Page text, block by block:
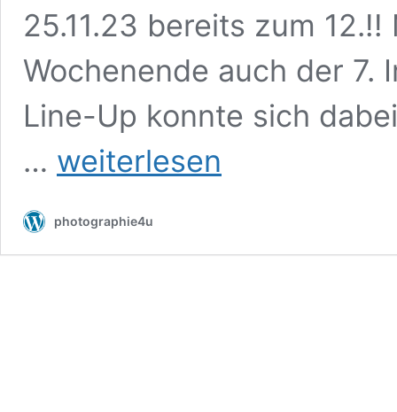
25.11.23 bereits zum
Wochenende auch der
Line-Up konnte sich
…
Greenland
Whalefishers
Rock
den
weiterlesen
photographie4u